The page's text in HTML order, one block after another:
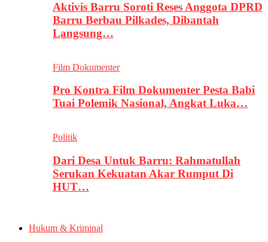
Aktivis Barru Soroti Reses Anggota DPRD
Barru Berbau Pilkades, Dibantah
Langsung…
Film Dokumenter
Pro Kontra Film Dokumenter Pesta Babi
Tuai Polemik Nasional, Angkat Luka…
Politik
Dari Desa Untuk Barru: Rahmatullah
Serukan Kekuatan Akar Rumput Di
HUT…
Hukum & Kriminal